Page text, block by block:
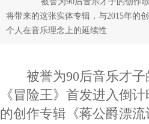
将带来的这张实体专辑，与2015年的
个人在音乐理念上的延续性
被誉为90后音乐才子
《冒险王》首发进入倒
的创作专辑《蒋公爵漂